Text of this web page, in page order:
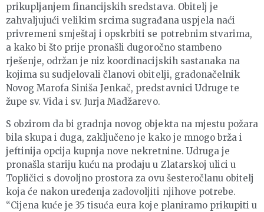
prikupljanjem financijskih sredstava. Obitelj je
zahvaljujući velikim srcima sugrađana uspjela naći
privremeni smještaj i opskrbiti se potrebnim stvarima,
a kako bi što prije pronašli dugoročno stambeno
rješenje, održan je niz koordinacijskih sastanaka na
kojima su sudjelovali članovi obitelji, gradonačelnik
Novog Marofa Siniša Jenkač, predstavnici Udruge te
župe sv. Vida i sv. Jurja Madžarevo.
S obzirom da bi gradnja novog objekta na mjestu požara
bila skupa i duga, zaključeno je kako je mnogo brža i
jeftinija opcija kupnja nove nekretnine. Udruga je
pronašla stariju kuću na prodaju u Zlatarskoj ulici u
Topličici s dovoljno prostora za ovu šesteročlanu obitelj
koja će nakon uređenja zadovoljiti njihove potrebe.
“Cijena kuće je 35 tisuća eura koje planiramo prikupiti u